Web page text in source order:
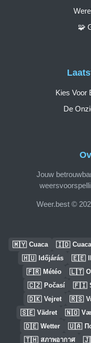
Jouw
Weer.best ©
🧩
Kies Voor
De
🇲🇾 Cuaca 🇮🇩 Cuaca
🇭🇺 Időjárás 🇪🇪
🇫🇷 Météo 🇱🇹
🇨🇿 Počasí 🇫🇮
🇩🇰 Vejret 🇷🇸
🇸🇪 Vädret 🇳🇴
🇩🇪 Wetter 🇺🇦
🇹🇭 สภาพอากาศ